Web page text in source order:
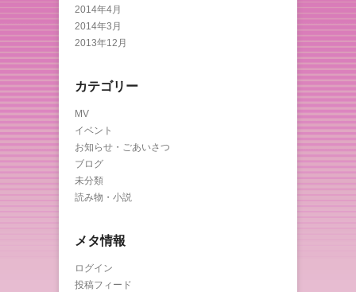
2014年4月
2014年3月
2013年12月
カテゴリー
MV
イベント
お知らせ・ごあいさつ
ブログ
未分類
読み物・小説
メタ情報
ログイン
投稿フィード